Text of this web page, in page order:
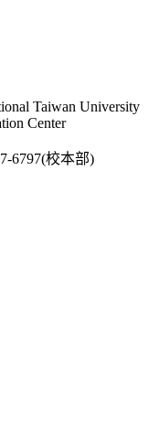
Taiwan University
Center
6797(校本部)